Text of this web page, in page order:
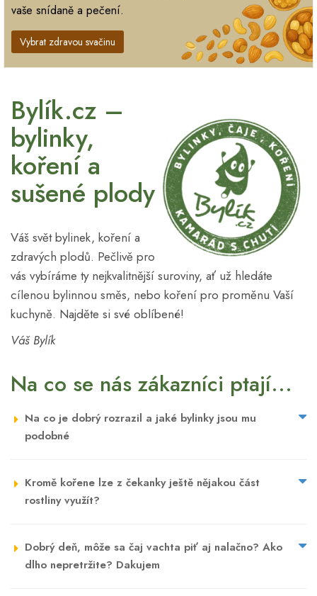
vaše snídaně a pečení.
Vybrat zdravou svačinu
Bylík.cz –
bylinky,
koření a
sušené plody
Váš svět bylinek, koření a
zdravých plodů. Pečlivě pro
vás vybíráme ty nejkvalitnější suroviny, ať už hledáte
cílenou bylinnou směs, nebo koření pro proměnu Vaší
kuchyně. Najděte si své oblíbené!
Váš Bylík
Na co se nás zákazníci ptají...
Na co je dobrý rozrazil a jaké bylinky jsou mu
podobné
Kromě kořene lze z čekanky ještě nějakou část
rostliny využít?
Dobrý deň, môže sa čaj vachta piť aj nalačno? Ako
dlho nepretržite? Dakujem